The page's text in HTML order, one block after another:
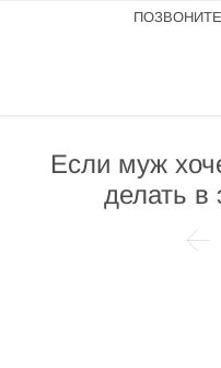
Если муж
делать в
